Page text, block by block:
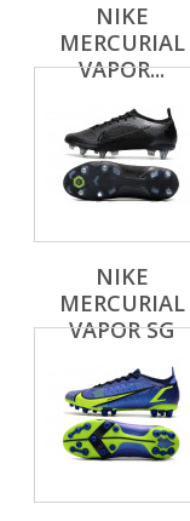
NIKE
MERCURIAL
VAPOR...
NIKE
MERCURIAL
VAPOR SG